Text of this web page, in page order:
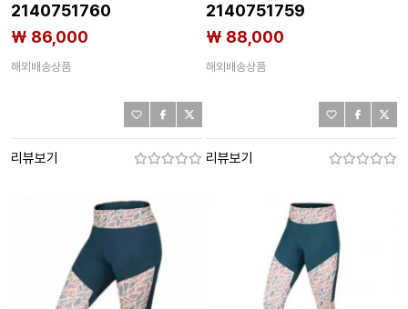
2140751760
₩ 86,000
해외배송상품
리뷰보기
2140751759
₩ 88,000
해외배송상품
리뷰보기